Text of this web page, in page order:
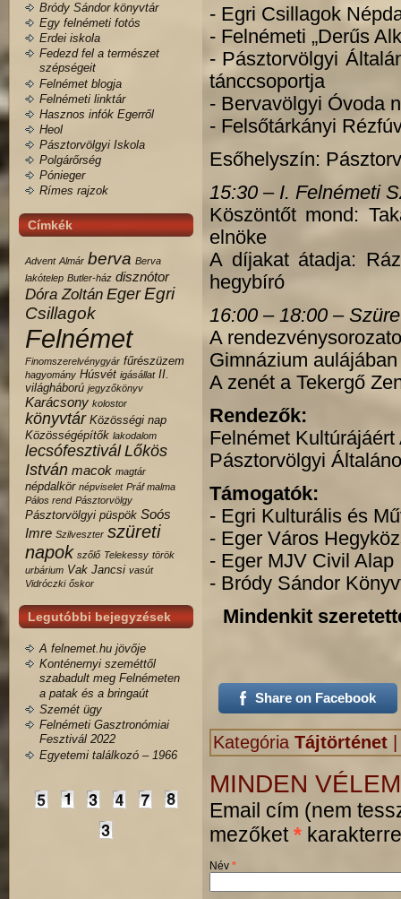
Bródy Sándor könyvtár
Egy felnémeti fotós
Erdei iskola
Fedezd fel a természet
szépségeit
Felnémet blogja
Felnémeti linktár
Hasznos infók Egerről
Heol
Pásztorvölgyi Iskola
Polgárőrség
Pónieger
Rímes rajzok
Címkék
Advent Almár berva Berva
lakótelep Butler-ház disznótor
Dóra Zoltán Eger Egri
Csillagok
Felnémet
Finomszerelvénygyár fűrészüzem
hagyomány Húsvét igásállat II.
világháború jegyzőkönyv
Karácsony kolostor
könyvtár Közösségi nap
Közösségépítők lakodalom
lecsófesztivál Lőkös
István macok magtár
népdalkör népviselet Práf malma
Pálos rend Pásztorvölgy
Pásztorvölgyi püspök Soós
Imre Szilveszter szüreti
napok szőlő Telekessy török
urbárium Vak Jancsi vasút
Vidróczki őskor
Legutóbbi bejegyzések
A felnemet.hu jövője
Konténernyi szeméttől
szabadult meg Felnémeten
a patak és a bringaút
Szemét ügy
Felnémeti Gasztronómiai
Fesztivál 2022
Egyetemi találkozó – 1966
- Egri Csillagok
- Felnémeti „Derűs
- Pásztorvölgyi
tánccsoportja
- Bervavölgyi Óvoda
- Felsőtárkányi
Esőhelyszín:
15:30 – I. Felnémeti
Köszöntőt mond:
elnöke
A díjakat átadja:
hegybíró
16:00 – 18:00 –
A
Gimnázium
A zenét a Tekergő
Rendezők:
Felnémet
Pásztorvölgyi
Támogatók:
- Egri Kulturális és
- Eger Város
- Eger MJV Civil Alap
- Bródy Sándor
Mindenkit
Share on Facebook
Kategória Tájtörténet
MINDEN
Email cím (nem
mezőket*
Név *